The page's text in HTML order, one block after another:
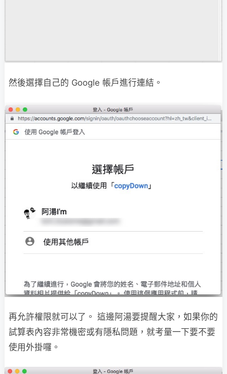
然後選擇自己的 Google 帳戶進行連結。
再允許權限就可以了。 這邊阿湯要提醒大家，如果你的
試算表內容非常機密或有隱私問題，就考量一下要不要
使用外掛囉。